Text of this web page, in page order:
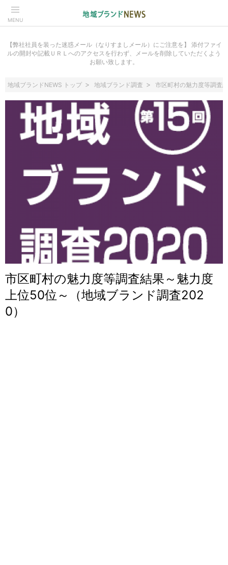
MENU
【弊社社員を装った迷惑メール（なりすましメール）にご注意を】 添付ファイ
ルの開封や記載ＵＲＬへのアクセスを行わず、メールを削除していただくよう
お願い致します。
地域ブランドNEWS トップ 地域ブランド調査 市区町村の魅力度等調査
市区町村の魅力度等調査結果～魅力度
上位50位～（地域ブランド調査202
0）